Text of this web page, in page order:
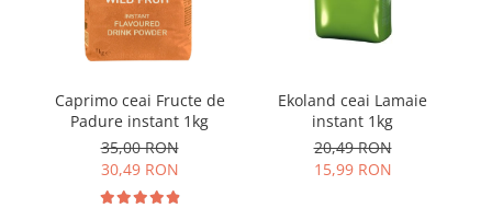
Caprimo ceai Fructe de
Padure instant 1kg
35,00 RON
30,49 RON
Ekoland ceai Lamaie
instant 1kg
20,49 RON
15,99 RON